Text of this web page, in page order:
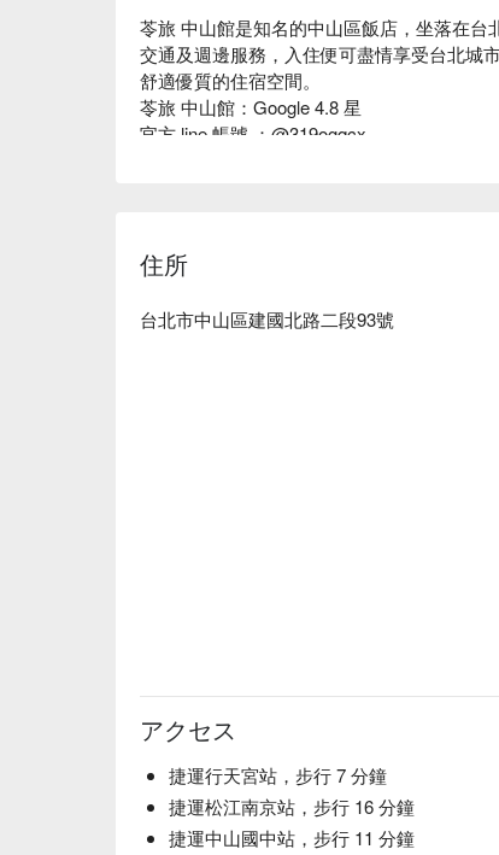
苓旅 中山館是知名的中山區飯店，坐落在
交通及週邊服務，入住便可盡情享受台北城
舒適優質的住宿空間。
苓旅 中山館：Google 4.8 星
官方 line 帳號 ：@319ogqcx
住所
台北市中山區建國北路二段93號
アクセス
捷運行天宮站，步行 7 分鐘
捷運松江南京站，步行 16 分鐘
捷運中山國中站，步行 11 分鐘